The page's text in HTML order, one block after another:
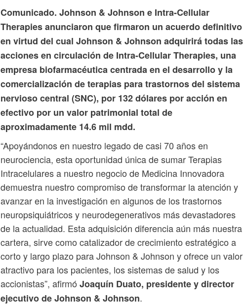
Comunicado. Johnson & Johnson e Intra-Cellular
Therapies anunciaron que firmaron un acuerdo definitivo
en virtud del cual Johnson & Johnson adquirirá todas las
acciones en circulación de Intra-Cellular Therapies, una
empresa biofarmacéutica centrada en el desarrollo y la
comercialización de terapias para trastornos del sistema
nervioso central (SNC), por 132 dólares por acción en
efectivo por un valor patrimonial total de
aproximadamente 14.6 mil mdd.
“Apoyándonos en nuestro legado de casi 70 años en
neurociencia, esta oportunidad única de sumar Terapias
Intracelulares a nuestro negocio de Medicina Innovadora
demuestra nuestro compromiso de transformar la atención y
avanzar en la investigación en algunos de los trastornos
neuropsiquiátricos y neurodegenerativos más devastadores
de la actualidad. Esta adquisición diferencia aún más nuestra
cartera, sirve como catalizador de crecimiento estratégico a
corto y largo plazo para Johnson & Johnson y ofrece un valor
atractivo para los pacientes, los sistemas de salud y los
accionistas”, afirmó Joaquín Duato, presidente y director
ejecutivo de Johnson & Johnson.